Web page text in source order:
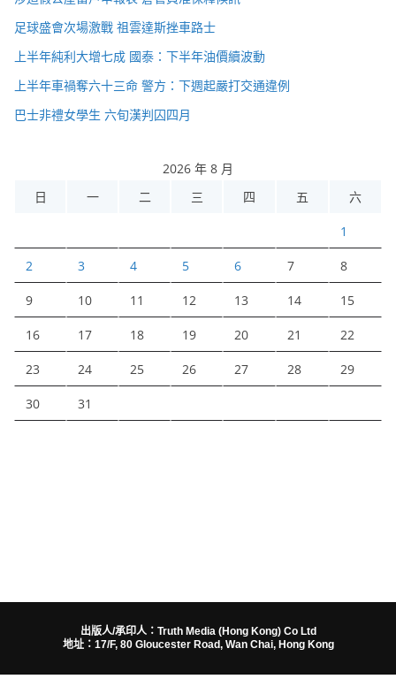
足球盛會次場激戰 祖雲達斯挫車路士
上半年純利大增七成 國泰：下半年油價續波動
上半年車禍奪六十三命 警方：下週起嚴打交通違例
巴士非禮女學生 六旬漢判囚四月
2026 年 8 月
日
一 二 三 四 五 六
1
2 3 4 5 6 7 8
9 10 11 12 13 14 15
16 17 18 19 20 21 22
23 24 25 26 27 28 29
30 31
出版人/承印人：Truth Media (Hong Kong) Co Ltd
地址：17/F, 80 Gloucester Road, Wan Chai, Hong Kong